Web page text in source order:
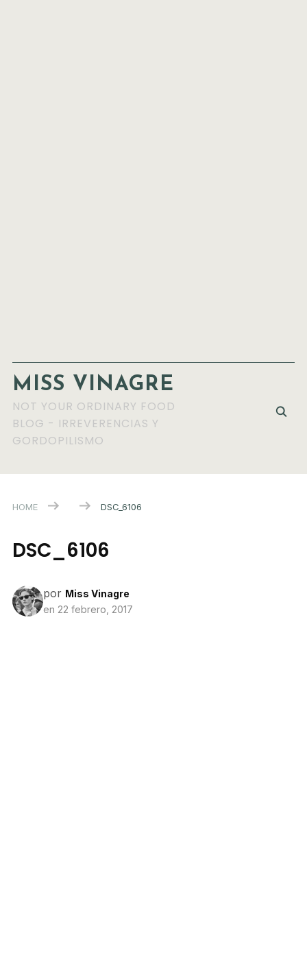
MISS VINAGRE
NOT YOUR ORDINARY FOOD
BLOG - IRREVERENCIAS Y
GORDOPILISMO
HOME DSC_6106
DSC_6106
por Miss Vinagre
en 22 febrero, 2017